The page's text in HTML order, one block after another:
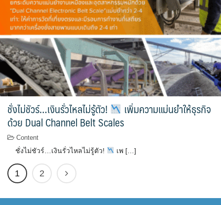
ชั่งไม่ชัวร์…เงินรั่วไหลไม่รู้ตัว! เพิ่มความแม่นยำให้ธุรกิจ
ด้วย Dual Channel Belt Scales
Content
ชั่งไม่ชัวร์…เงินรั่วไหลไม่รู้ตัว! เพ […]
1 2